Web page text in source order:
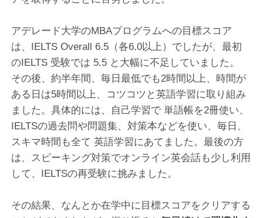
アデレード大学のMBAプログラムへの目標スコア
は、IELTS Overall 6.5（各6.0以上）でしたが、最初
のIELTS 受験では 5.5 と大幅に不足していました。
その後、約半年間、毎日最低でも2時間以上、時間が
ある日は5時間以上、コツコツと英語学習に取り組み
ました。具体的には、自己学習で 単語帳を2冊使い、
IELTSの過去問や問題集、対策本などを使い、毎日、
スキマ時間も全て 英語学習にあてました。最後の方
は、スピーキング対策でオンライン英会話も少し利用
して、IELTSの再受験に挑みました。
その結果、なんとか在学中に目標スコアをクリアする